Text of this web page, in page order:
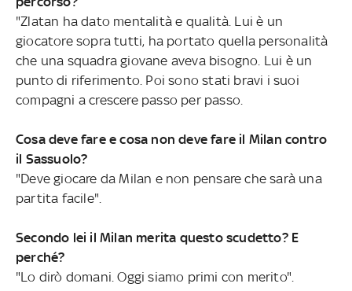
"Zlatan ha dato mentalità e qualità. Lui è un
giocatore sopra tutti, ha portato quella personalità
che una squadra giovane aveva bisogno. Lui è un
punto di riferimento. Poi sono stati bravi i suoi
compagni a crescere passo per passo.
Cosa deve fare e cosa non deve fare il Milan contro
il Sassuolo?
"Deve giocare da Milan e non pensare che sarà una
partita facile".
Secondo lei il Milan merita questo scudetto? E
perché?
"Lo dirò domani. Oggi siamo primi con merito".